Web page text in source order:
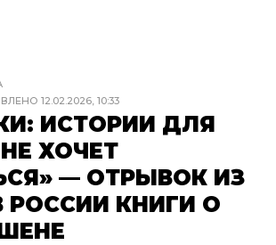
12.02.2026, 10:33
ИСТОРИИ ДЛЯ
ХОЧЕТ
— ОТРЫВОК ИЗ
РОССИИ КНИГИ О